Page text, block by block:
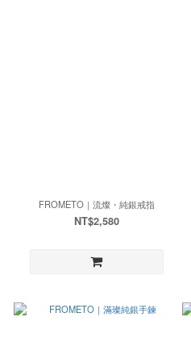
FROMETO｜流燦・純銀戒指
NT$2,580